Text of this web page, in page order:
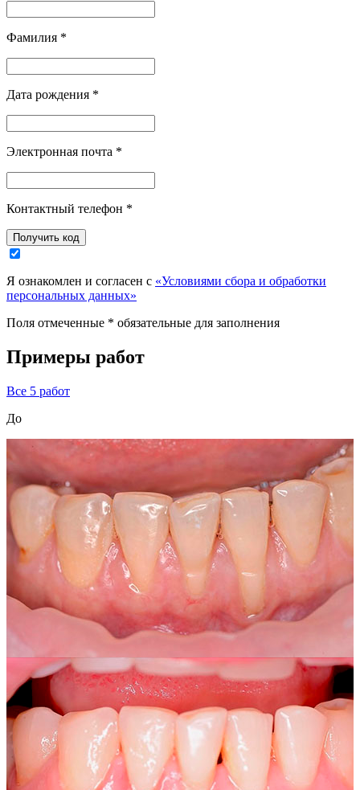
Фамилия *
Дата рождения *
Электронная почта *
Контактный телефон *
Я ознакомлен и согласен с «Условиями сбора и обработки
персональных данных»
Поля отмеченные * обязательные для заполнения
Примеры работ
Все 5 работ
До